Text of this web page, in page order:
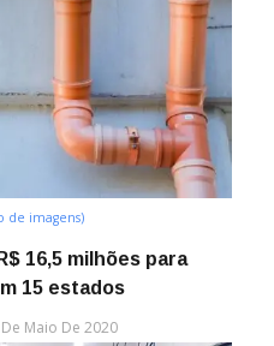
de imagens)
16,5 milhões para
15 estados
Maio De 2020